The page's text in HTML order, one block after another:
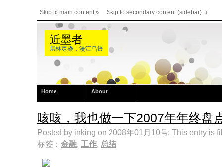
Skip to main content Skip to secondary content (sidebar)
近墨者
层林尽染，漫江乌透
Home About
咳咳，我也做一下2007年年终盘
Posted by inking on 2008年01月10号; This entry is
标签： 金融, 工作, 总结